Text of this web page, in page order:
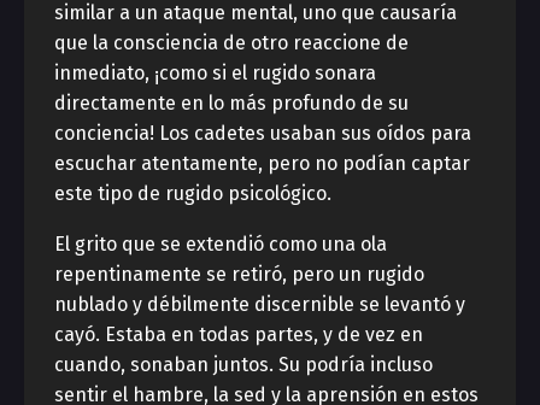
similar a un ataque mental, uno que causaría
que la consciencia de otro reaccione de
inmediato, ¡como si el rugido sonara
directamente en lo más profundo de su
conciencia! Los cadetes usaban sus oídos para
escuchar atentamente, pero no podían captar
este tipo de rugido psicológico.
El grito que se extendió como una ola
repentinamente se retiró, pero un rugido
nublado y débilmente discernible se levantó y
cayó. Estaba en todas partes, y de vez en
cuando, sonaban juntos. Su podría incluso
sentir el hambre, la sed y la aprensión en estos